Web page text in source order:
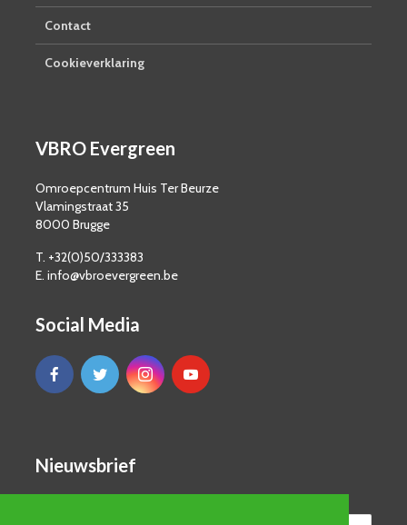
Contact
Cookieverklaring
VBRO Evergreen
Omroepcentrum Huis Ter Beurze
Vlamingstraat 35
8000 Brugge
T. +32(0)50/333383
E. info@vbroevergreen.be
Social Media
Nieuwsbrief